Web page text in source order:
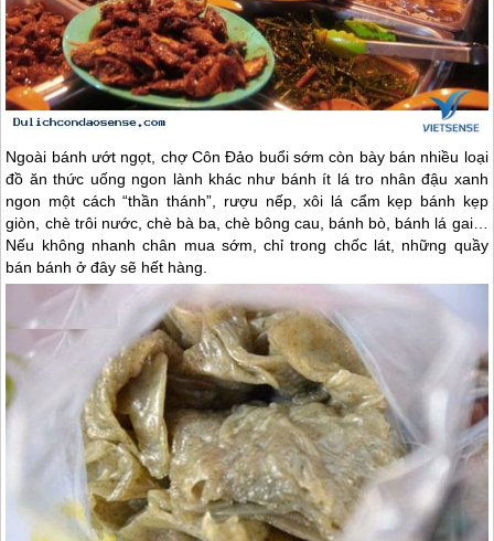
Ngoài bánh ướt ngọt, chợCôn Đảo buổi sớm còn bày bán nhiều loại
đồ ăn thức uống ngon lành khác như bánh ít lá tro nhân đậu xanh
ngon một cách “thần thánh”, rượu nếp, xôi lá cẩm kẹp bánh kẹp
giòn, chè trôi nước, chè bà ba, chè bông cau, bánh bò, bánh lá gai…
Nếu không nhanh chân mua sớm, chỉ trong chốc lát, những quầy
bán bánh ở đây sẽ hết hàng.